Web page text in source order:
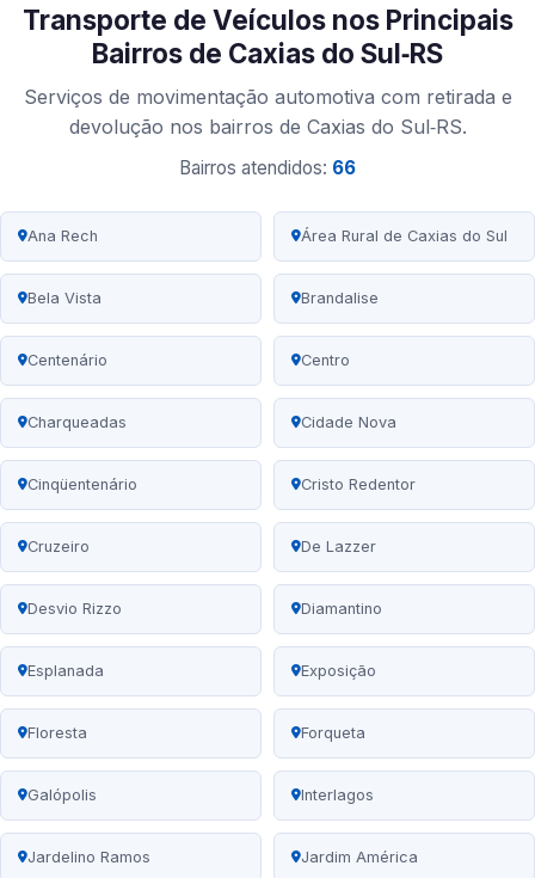
Transporte de Veículos nos Principais
Bairros de Caxias do Sul‑RS
Serviços de movimentação automotiva com retirada e
devolução nos bairros de Caxias do Sul‑RS.
Bairros atendidos: 66
Ana Rech Área Rural de Caxias do Sul
Bela Vista Brandalise
Centenário Centro
Charqueadas Cidade Nova
Cinqüentenário Cristo Redentor
Cruzeiro De Lazzer
Desvio Rizzo Diamantino
Esplanada Exposição
Floresta Forqueta
Galópolis Interlagos
Jardelino Ramos Jardim América